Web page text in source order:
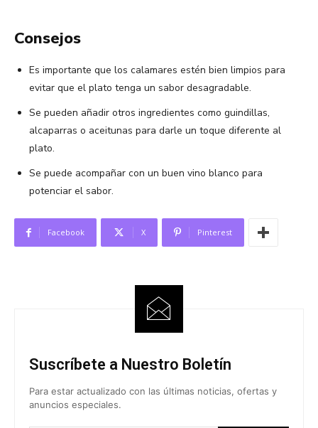
Consejos
Es importante que los calamares estén bien limpios para
evitar que el plato tenga un sabor desagradable.
Se pueden añadir otros ingredientes como guindillas,
alcaparras o aceitunas para darle un toque diferente al
plato.
Se puede acompañar con un buen vino blanco para
potenciar el sabor.
Facebook X Pinterest
Suscríbete a Nuestro Boletín
Para estar actualizado con las últimas noticias, ofertas y
anuncios especiales.